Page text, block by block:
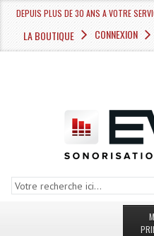
DEPUIS PLUS DE 30 ANS A VOTRE
LA BOUTIQUE CONNEXION